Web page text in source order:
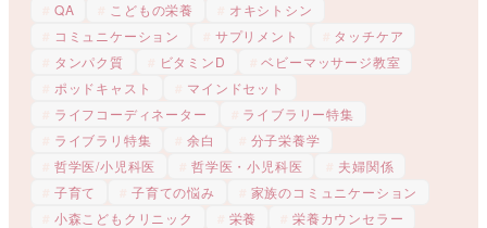
QA こどもの栄養
オキシトシン
コミュニケーション
サプリメント
タッチケア
タンパク質
ビタミンD
ベビーマッサージ教室
ポッドキャスト
マインドセット
ライフコーディネーター
ライブラリー特集
ライブラリ特集
余白
分子栄養学
哲学医/小児科医
哲学医・小児科医
夫婦関係
子育て
子育ての悩み
家族のコミュニケーション
小森こどもクリニック
栄養
栄養カウンセラー